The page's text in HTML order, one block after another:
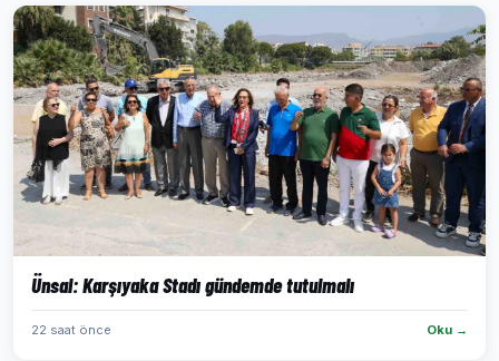
Ünsal: Karşıyaka Stadı gündemde tutulmalı
22 saat önce Oku →